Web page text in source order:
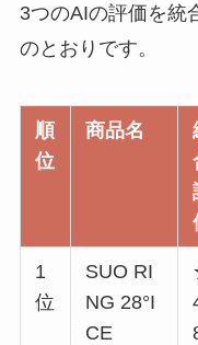
3つのAIの評価を統
のとおりです。
順
位
商品名
1
位
SUO RI
NG 28°I
CE